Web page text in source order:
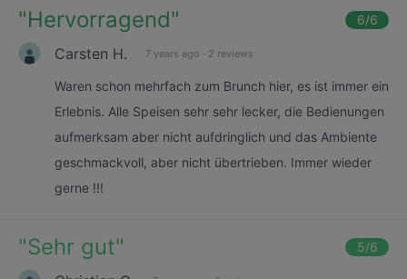
"Hervorragend" 6/6
Carsten H. 7 years ago · 2 reviews
Waren schon mehrfach zum Brunch hier, es ist immer ein
Erlebnis. Alle Speisen sehr sehr lecker, die Bedienungen
aufmerksam aber nicht aufdringlich und das Ambiente
geschmackvoll, aber nicht übertrieben. Immer wieder
gerne !!!
"Sehr gut" 5/6